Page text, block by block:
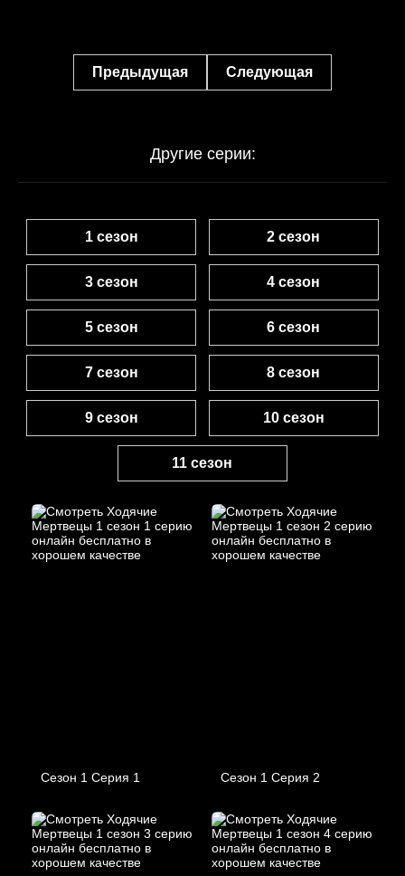
Предыдущая Следующая
Другие серии:
1 сезон 2 сезон
3 сезон 4 сезон
5 сезон 6 сезон
7 сезон 8 сезон
9 сезон 10 сезон
11 сезон
Сезон 1 Серия 1 Сезон 1 Серия 2